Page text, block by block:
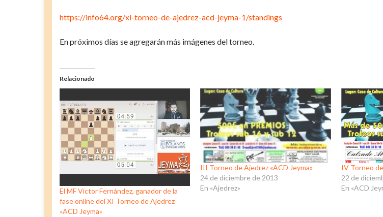
https://info64.org/xi-torneo-de-ajedrez-acd-jeyma-1/standings
En próximos días se agregarán más imágenes del torneo.
Relacionado
El MF Víctor Fernández, ganador de la
fase online del XI Torneo de Ajedrez
«ACD Jeyma»
III Torneo de Ajedrez «ACD Jeyma»
24 de diciembre de 2013
En «Ajedrez»
IV Torneo
22 de
En «ACD